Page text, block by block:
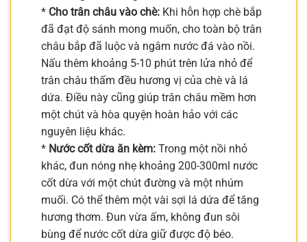
* Cho trân châu vào chè: Khi hỗn hợp chè bắp
đã đạt độ sánh mong muốn, cho toàn bộ trân
châu bắp đã luộc và ngâm nước đá vào nồi.
Nấu thêm khoảng 5-10 phút trên lửa nhỏ để
trân châu thấm đều hương vị của chè và lá
dứa. Điều này cũng giúp trân châu mềm hơn
một chút và hòa quyện hoàn hảo với các
nguyên liệu khác.
* Nước cốt dừa ăn kèm: Trong một nồi nhỏ
khác, đun nóng nhẹ khoảng 200-300ml nước
cốt dừa với một chút đường và một nhúm
muối. Có thể thêm một vài sợi lá dứa để tăng
hương thơm. Đun vừa ấm, không đun sôi
bùng để nước cốt dừa giữ được độ béo.